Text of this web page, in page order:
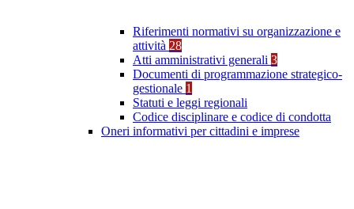
Riferimenti normativi su organizzazione e
attività 28
Atti amministrativi generali 3
Documenti di programmazione strategico-
gestionale 1
Statuti e leggi regionali
Codice disciplinare e codice di condotta
Oneri informativi per cittadini e imprese